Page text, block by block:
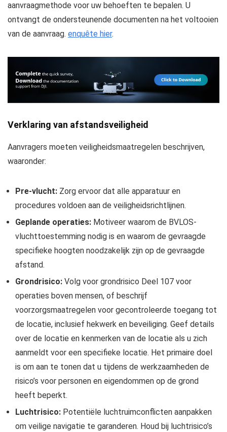
aanvraagmethode voor uw behoeften te bepalen. U
ontvangt de ondersteunende documenten na het voltooien
van de aanvraag. enquête hier.
Verklaring van afstandsveiligheid
Aanvragers moeten veiligheidsmaatregelen beschrijven,
waaronder:
Pre-vlucht: Zorg ervoor dat alle apparatuur en
procedures voldoen aan de veiligheidsrichtlijnen.
Geplande operaties: Motiveer waarom de BVLOS-
vluchttoestemming nodig is en waarom de gevraagde
specifieke hoogten noodzakelijk zijn op de gevraagde
afstand.
Grondrisico: Volg voor grondrisico Deel 107 voor
operaties boven mensen, of beschrijf
voorzorgsmaatregelen voor gecontroleerde toegang tot
de locatie, inclusief hekwerk en beveiliging. Geef details
over de locatie en kenmerken van de locatie als u zich
aanmeldt voor een specifieke locatie. Het primaire doel
is om aan te tonen dat u tijdens de werkzaamheden de
risico’s voor personen en eigendommen op de grond
heeft beperkt.
Luchtrisico: Potentiële luchtruimconflicten aanpakken
om veilige navigatie te garanderen. Houd bij luchtrisico’s